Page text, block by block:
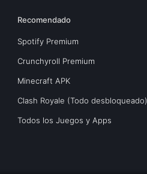
Recomendado
Spotify Premium
Crunchyroll Premium
Minecraft APK
Clash Royale (Todo desbloqueado)
Todos los Juegos y Apps